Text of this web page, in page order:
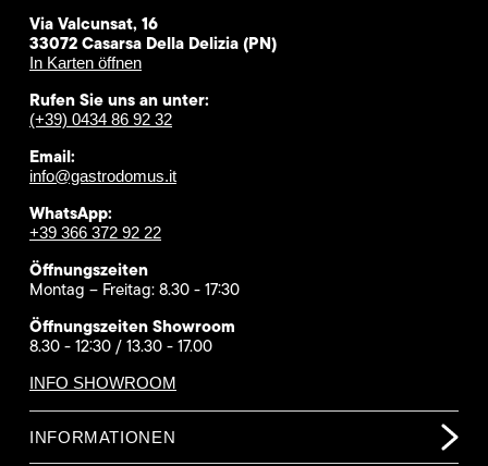
Via Valcunsat, 16
33072 Casarsa Della Delizia (PN)
In Karten öffnen
Rufen Sie uns an unter:
(+39) 0434 86 92 32
Email:
info@gastrodomus.it
WhatsApp:
+39 366 372 92 22
Öffnungszeiten
Montag – Freitag: 8.30 - 17:30
Öffnungszeiten Showroom
8.30 - 12:30 / 13.30 - 17.00
INFO SHOWROOM
INFORMATIONEN